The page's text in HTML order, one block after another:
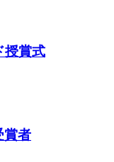
授賞式
賞者